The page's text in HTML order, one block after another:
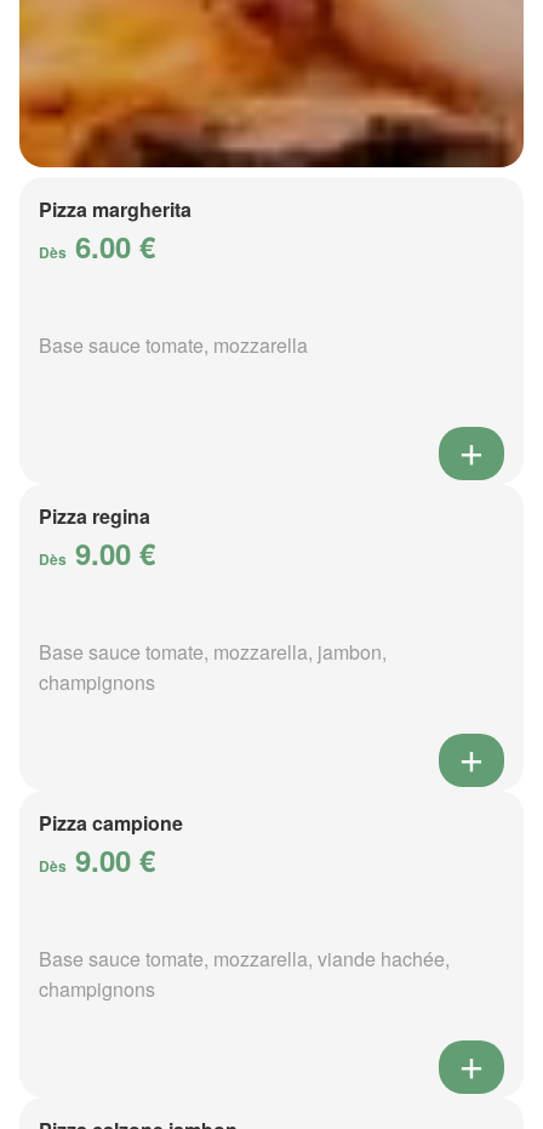
Pizza margherita
Dès 6.00 €
Base sauce tomate, mozzarella
Pizza regina
Dès 9.00 €
Base sauce tomate, mozzarella, jambon,
champignons
Pizza campione
Dès 9.00 €
Base sauce tomate, mozzarella, viande hachée,
champignons